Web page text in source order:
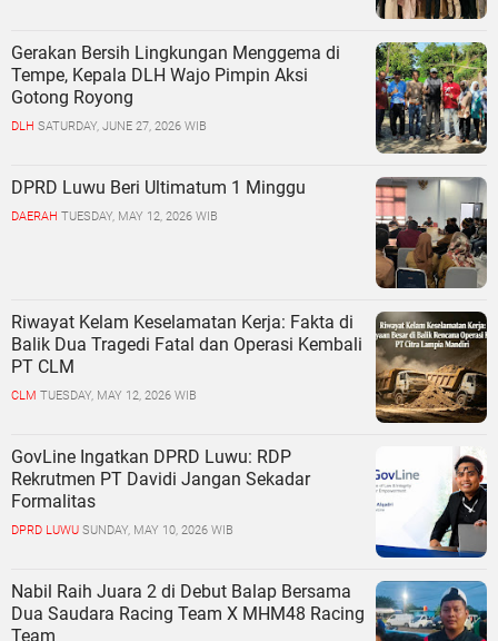
Gerakan Bersih Lingkungan Menggema di
Tempe, Kepala DLH Wajo Pimpin Aksi
Gotong Royong
DLH SATURDAY, JUNE 27, 2026 WIB
DPRD Luwu Beri Ultimatum 1 Minggu
DAERAH TUESDAY, MAY 12, 2026 WIB
Riwayat Kelam Keselamatan Kerja: Fakta di
Balik Dua Tragedi Fatal dan Operasi Kembali
PT CLM
CLM TUESDAY, MAY 12, 2026 WIB
GovLine Ingatkan DPRD Luwu: RDP
Rekrutmen PT Davidi Jangan Sekadar
Formalitas
DPRD LUWU SUNDAY, MAY 10, 2026 WIB
Nabil Raih Juara 2 di Debut Balap Bersama
Dua Saudara Racing Team X MHM48 Racing
Team